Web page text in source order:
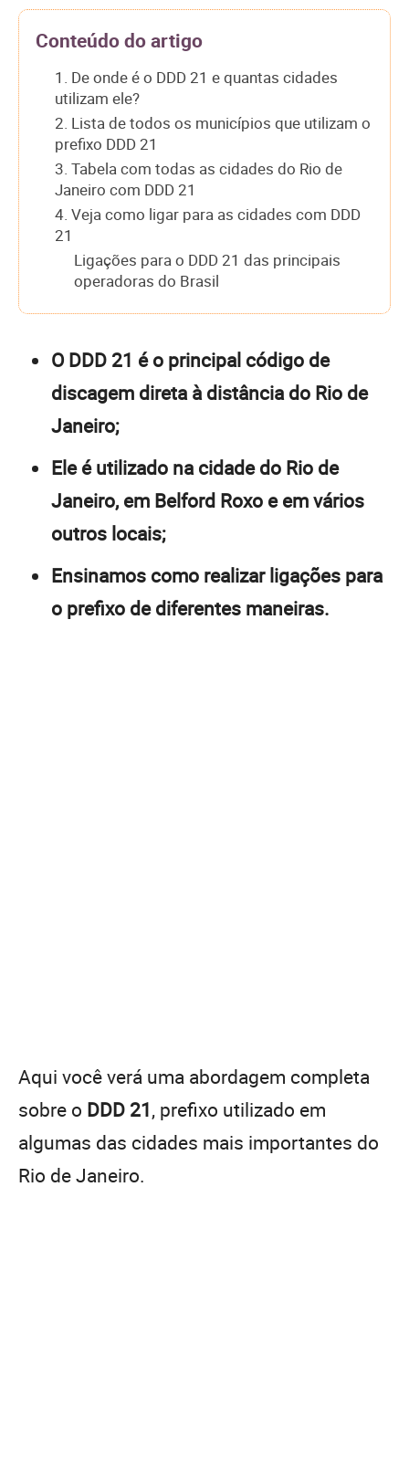
Conteúdo do artigo
1. De onde é o DDD 21 e quantas cidades
utilizam ele?
2. Lista de todos os municípios que utilizam o
prefixo DDD 21
3. Tabela com todas as cidades do Rio de
Janeiro com DDD 21
4. Veja como ligar para as cidades com DDD
21
Ligações para o DDD 21 das principais
operadoras do Brasil
O DDD 21 é o principal código de
discagem direta à distância do Rio de
Janeiro;
Ele é utilizado na cidade do Rio de
Janeiro, em Belford Roxo e em vários
outros locais;
Ensinamos como realizar ligações para
o prefixo de diferentes maneiras.
Aqui você verá uma abordagem completa
sobre o DDD 21, prefixo utilizado em
algumas das cidades mais importantes do
Rio de Janeiro.